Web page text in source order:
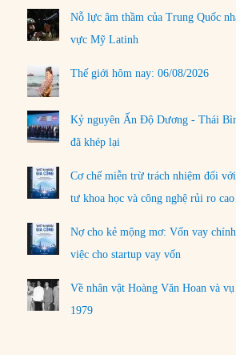
Nỗ lực âm thầm của Trung Quốc
vực Mỹ Latinh
Thế giới hôm nay: 06/08/2026
Kỷ nguyên Ấn Độ Dương - Thái
đã khép lại
Cơ chế miễn trừ trách nhiệm đối
tư khoa học và công nghệ rủi ro cao
Nợ cho kẻ mộng mơ: Vốn vay
việc cho startup vay vốn
Về nhân vật Hoàng Văn Hoan và
1979